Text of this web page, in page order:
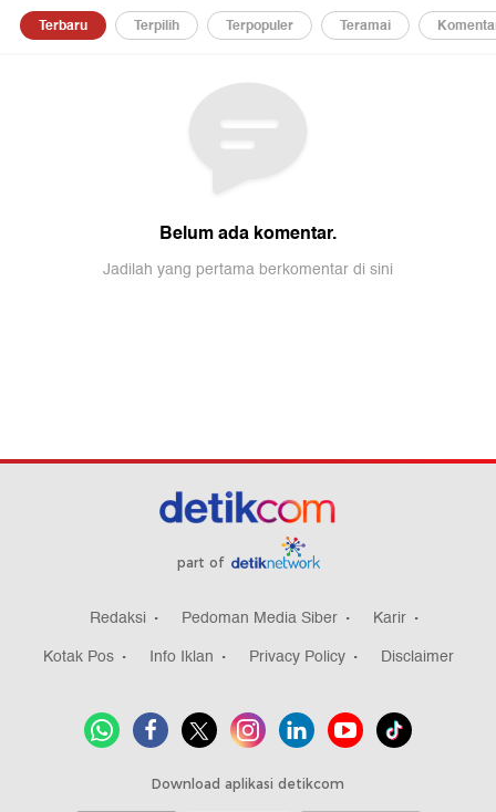
part of
Redaksi Pedoman Media Siber
Karir
Kotak Pos
Info Iklan Privacy Policy Disclaimer
Download aplikasi detikcom